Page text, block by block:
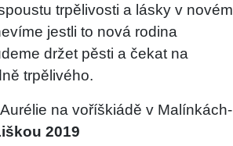
trpělivosti a lásky v novém
jestli to nová rodina
držet pěsti a čekat na
trpělivého.
na voříškiádě v Malínkách-
2019